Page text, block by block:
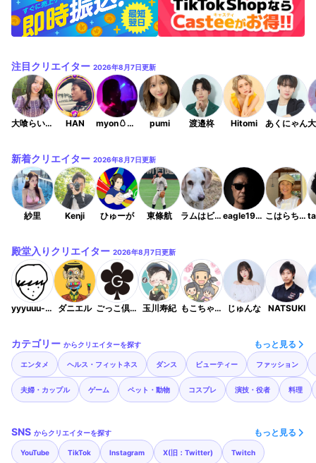
注目クリエイター 2026年8月7日更新
大喰らいちはるん（自称） HAN myon🥚フルート pumi 渡邉柊 Hitomi あくにゃん
新着クリエイター 2026年8月7日更新
紗里 Kenji ひゅーが 東條航 ラムはビーグル似の男子犬 eagle19531227 こはらちかこ
殿堂入りクリエイター 2026年8月7日更新
yyyuuu-7112 ダニエル ごっこ倶楽部 玉川寿紀 もこちゃんチャンネル MoKo cooking！ じゅんな NATSUKI
カテゴリー からクリエイターを探す もっと見る
エンタメ ヘルス・フィットネス ダンス ビューティー ファッション
夫婦・カップル ゲーム ペット・動物 コスプレ 演技・役者 料理
SNS からクリエイターを探す もっと見る
YouTube TikTok Instagram X(旧：Twitter) Twitch